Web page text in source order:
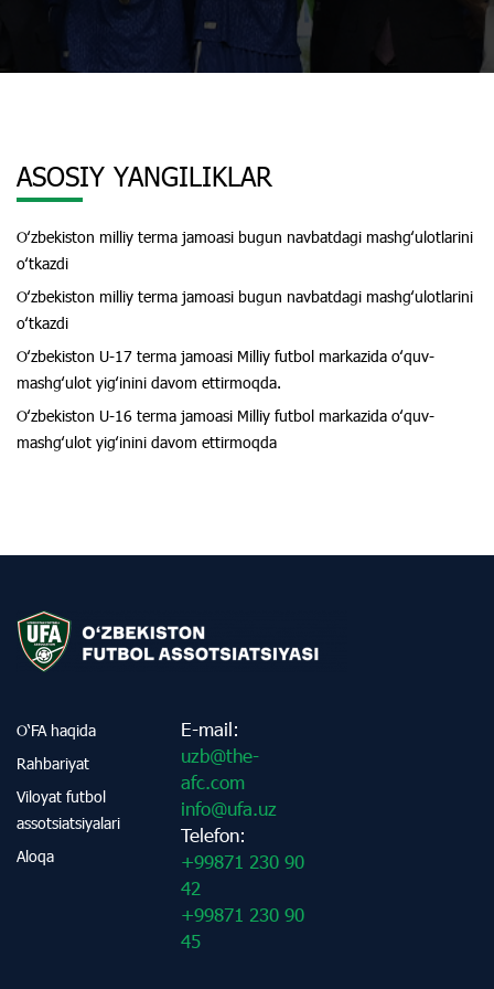
ASOSIY YANGILIKLAR
Oʻzbekiston milliy terma jamoasi bugun navbatdagi mashgʻulotlarini
oʻtkazdi
Oʻzbekiston milliy terma jamoasi bugun navbatdagi mashgʻulotlarini
oʻtkazdi
Oʻzbekiston U-17 terma jamoasi Milliy futbol markazida oʻquv-
mashgʻulot yigʻinini davom ettirmoqda.
Oʻzbekiston U-16 terma jamoasi Milliy futbol markazida oʻquv-
mashgʻulot yigʻinini davom ettirmoqda
O‘FA haqida
Rahbariyat
Viloyat futbol
assotsiatsiyalari
Aloqa
E-mail:
uzb@the-
afc.com
info@ufa.uz
Telefon:
+99871 230 90
42
+99871 230 90
45